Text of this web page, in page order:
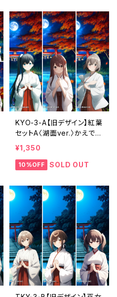
KYO-3-A【旧デザイン】紅葉
セットA〈湖面ver.〉かえで・
さくら・みずき（利用コード3
ヶ月付き）
¥1,350
10%OFF SOLD OUT